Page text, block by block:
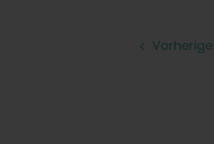
Vorherige